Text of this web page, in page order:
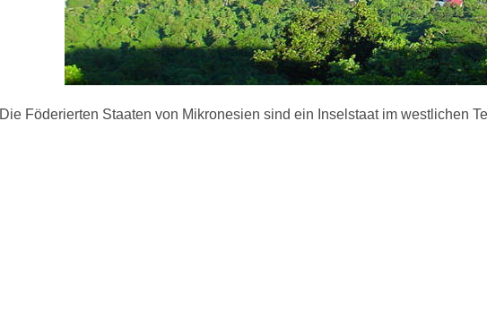
Die Föderierten Staaten von Mikronesien sind ein Inselstaat im westlichen